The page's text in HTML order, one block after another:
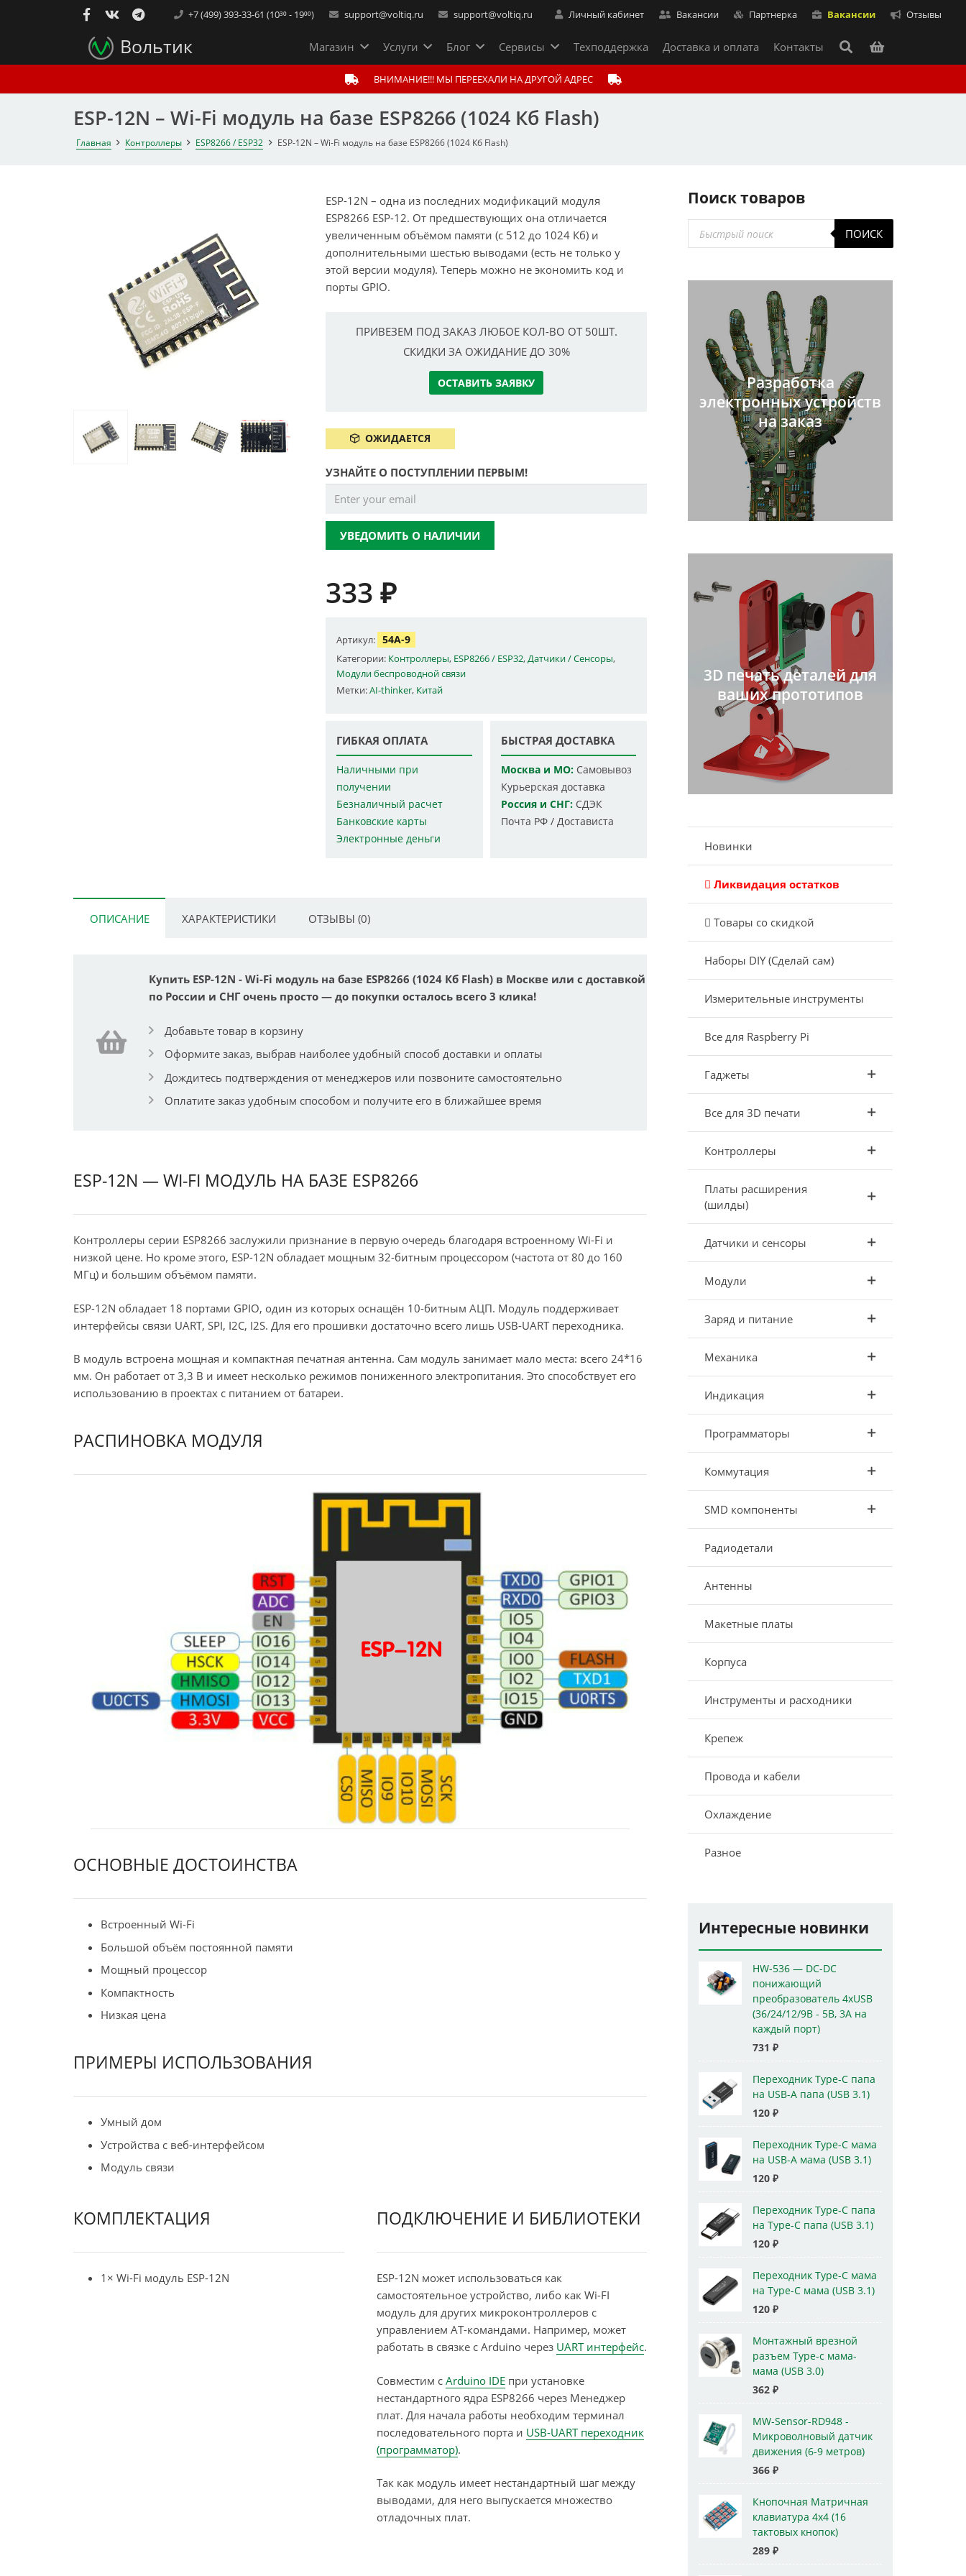
+7 (499) 393-33-61 (10³⁰ - 19⁰⁰) support@voltiq.ru support@voltiq.ru Личный кабинет Вакансии Партнерка Вакансии Отзывы
Вольтик Магазин Услуги Блог Сервисы Техподдержка Доставка и оплата Контакты
ВНИМАНИЕ!!! МЫ ПЕРЕЕХАЛИ НА ДРУГОЙ АДРЕС
ESP-12N – Wi-Fi модуль на базе ESP8266 (1024 Кб Flash)
Главная Контроллеры ESP8266 / ESP32 ESP-12N – Wi-Fi модуль на базе ESP8266 (1024 Кб Flash)
ESP-12N – одна из последних модификаций модуля
ESP8266 ESP-12. От предшествующих она отличается
увеличенным объёмом памяти (с 512 до 1024 Кб) и
дополнительными шестью выводами (есть не только у
этой версии модуля). Теперь можно не экономить код и
порты GPIO.
ПРИВЕЗЕМ ПОД ЗАКАЗ ЛЮБОЕ КОЛ-ВО ОТ 50ШТ.
СКИДКИ ЗА ОЖИДАНИЕ ДО 30%
ОСТАВИТЬ ЗАЯВКУ
ОЖИДАЕТСЯ
УЗНАЙТЕ О ПОСТУПЛЕНИИ ПЕРВЫМ!
УВЕДОМИТЬ О НАЛИЧИИ
333₽
Артикул: 54A-9
Категории: Контроллеры, ESP8266 / ESP32,Датчики / Сенсоры,
Модули беспроводной связи
Метки:AI-thinker, Китай
ГИБКАЯ ОПЛАТА
Наличными при
получении
Безналичный расчет
Банковские карты
Электронные деньги
БЫСТРАЯ ДОСТАВКА
Москва и МО:Самовывоз
Курьерская доставка
Россия и СНГ:СДЭК
Почта РФ / Достависта
ОПИСАНИЕ ХАРАКТЕРИСТИКИ ОТЗЫВЫ (0)
Купить ESP-12N - Wi-Fi модуль на базе ESP8266 (1024 Кб Flash) в Москве или с доставкой
по России и СНГ очень просто — до покупки осталось всего 3 клика!
Добавьте товар в корзину
Оформите заказ, выбрав наиболее удобный способ доставки и оплаты
Дождитесь подтверждения от менеджеров или позвоните самостоятельно
Оплатите заказ удобным способом и получите его в ближайшее время
ESP-12N — WI-FI МОДУЛЬ НА БАЗЕ ESP8266
Контроллеры серии ESP8266 заслужили признание в первую очередь благодаря встроенному Wi-Fi и
низкой цене. Но кроме этого, ESP-12N обладает мощным 32-битным процессором (частота от 80 до 160
МГц) и большим объёмом памяти.
ESP-12N обладает 18 портами GPIO, один из которых оснащён 10-битным АЦП. Модуль поддерживает
интерфейсы связи UART, SPI, I2C, I2S. Для его прошивки достаточно всего лишь USB-UART переходника.
В модуль встроена мощная и компактная печатная антенна. Сам модуль занимает мало места: всего 24*16
мм. Он работает от 3,3 В и имеет несколько режимов пониженного электропитания. Это способствует его
использованию в проектах с питанием от батареи.
РАСПИНОВКА МОДУЛЯ
ОСНОВНЫЕ ДОСТОИНСТВА
Встроенный Wi-Fi
Большой объём постоянной памяти
Мощный процессор
Компактность
Низкая цена
ПРИМЕРЫ ИСПОЛЬЗОВАНИЯ
Умный дом
Устройства с веб-интерфейсом
Модуль связи
КОМПЛЕКТАЦИЯ
1× Wi-Fi модуль ESP-12N
ПОДКЛЮЧЕНИЕ И БИБЛИОТЕКИ
ESP-12N может использоваться как
самостоятельное устройство, либо как Wi-FI
модуль для других микроконтроллеров с
управлением AT-командами. Например, может
работать в связке с Arduino через UART интерфейс.
Совместим с Arduino IDEпри установке
нестандартного ядра ESP8266 через Менеджер
плат. Для начала работы необходим терминал
последовательного порта и USB-UART переходник
(программатор).
Так как модуль имеет нестандартный шаг между
выводами, для него выпускается множество
отладочных плат.
Поиск товаров
Поиск
товаров
ПОИСК
Разработка
электронных устройств
на заказ
3D печать деталей для
ваших прототипов
Новинки
Ликвидация остатков
Товары со скидкой
Наборы DIY (Сделай сам)
Измерительные инструменты
Все для Raspberry Pi
Гаджеты
Все для 3D печати
Контроллеры
Платы расширения
(шилды)
Датчики и сенсоры
Модули
Заряд и питание
Механика
Индикация
Программаторы
Коммутация
SMD компоненты
Радиодетали
Антенны
Макетные платы
Корпуса
Инструменты и расходники
Крепеж
Провода и кабели
Охлаждение
Разное
Интересные новинки
HW-536 — DC-DC
понижающий
преобразователь 4xUSB
(36/24/12/9В - 5В, 3А на
каждый порт)
731 ₽
Переходник Type-C папа
на USB-A папа (USB 3.1)
120 ₽
Переходник Type-C мама
на USB-A мама (USB 3.1)
120 ₽
Переходник Type-C папа
на Type-C папа (USB 3.1)
120 ₽
Переходник Type-C мама
на Type-C мама (USB 3.1)
120 ₽
Монтажный врезной
разъем Type-c мама-
мама (USB 3.0)
362 ₽
MW-Sensor-RD948 -
Микроволновый датчик
движения (6-9 метров)
366 ₽
Кнопочная Матричная
клавиатура 4x4 (16
тактовых кнопок)
289 ₽